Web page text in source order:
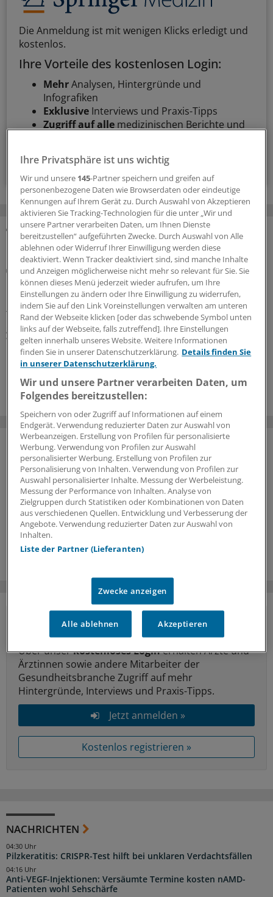
Die Anmeldung ist mit wenigen Klicks erledigt und
kostenlos.
Ihre Vorteile des kostenlosen Login:
MehrAnalysen, Hintergründe und
Infografiken
Exklusive Interviews und Praxis-Tipps
Zugriff auf alle medizinischen Berichte und
Voraussetzungen für den Zugang
MEHR ZUM THEMA
Urteil
Bundesarbeitsgericht stärkt Kündigungsschutz
bei Elternzeit
Teilen Eltern ihre Elternzeit in mehrere Abschnitte auf,
greift der „vorwirkende Kündigungsschutz“ von acht
Wochen vor jedem einzelnen Abschnitt, sagen die
Erfurter Richter.
19.06.2026
Vorteile des Logins
Über unserkostenloses Loginerhalten Ärzte und
Ärztinnen sowie andere Mitarbeiter der
Gesundheitsbranche Zugriff auf mehr
Hintergründe, Interviews und Praxis-Tipps.
Jetzt anmelden »
Kostenlos registrieren »
NACHRICHTEN
Pilzkeratitis: CRISPR-Test hilft bei unklaren Verdachtsfällen
04:30 Uhr
Anti-VEGF-Injektionen: Versäumte Termine kosten nAMD-
Patienten wohl Sehschärfe
04:16 Uhr
Ihre Privatsphäre ist uns wichtig
Wir und unsere 145-Partner speichern und greifen auf
personenbezogene Daten wie Browserdaten oder eindeutige
Kennungen auf Ihrem Gerät zu. Durch Auswahl von Akzeptieren
aktivieren Sie Tracking-Technologien für die unter „Wir und
unsere Partner verarbeiten Daten, um Ihnen Dienste
bereitzustellen“ aufgeführten Zwecke. Durch Auswahl von Alle
ablehnen oder Widerruf Ihrer Einwilligung werden diese
deaktiviert. Wenn Tracker deaktiviert sind, sind manche Inhalte
und Anzeigen möglicherweise nicht mehr so relevant für Sie. Sie
können dieses Menü jederzeit wieder aufrufen, um Ihre
Einstellungen zu ändern oder Ihre Einwilligung zu widerrufen,
indem Sie auf den Link Voreinstellungen verwalten am unteren
Rand der Webseite klicken [oder das schwebende Symbol unten
links auf der Webseite, falls zutreffend]. Ihre Einstellungen
gelten innerhalb unseres Website. Weitere Informationen
finden Sie in unserer Datenschutzerklärung. Details finden Sie
in unserer Datenschutzerklärung.
Wir und unsere Partner verarbeiten Daten, um
Folgendes bereitzustellen:
Speichern von oder Zugriff auf Informationen auf einem
Endgerät. Verwendung reduzierter Daten zur Auswahl von
Werbeanzeigen. Erstellung von Profilen für personalisierte
Werbung. Verwendung von Profilen zur Auswahl
personalisierter Werbung. Erstellung von Profilen zur
Personalisierung von Inhalten. Verwendung von Profilen zur
Auswahl personalisierter Inhalte. Messung der Werbeleistung.
Messung der Performance von Inhalten. Analyse von
Zielgruppen durch Statistiken oder Kombinationen von Daten
aus verschiedenen Quellen. Entwicklung und Verbesserung der
Angebote. Verwendung reduzierter Daten zur Auswahl von
Inhalten.
Liste der Partner (Lieferanten)
Zwecke anzeigen
Alle ablehnen Akzeptieren